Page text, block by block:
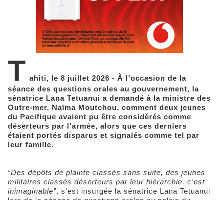
T ahiti, le 8 juillet 2026 - À l’occasion de la
séance des questions orales au gouvernement, la
sénatrice Lana Tetuanui a demandé à la ministre des
Outre-mer, Naïma Moutchou, comment deux jeunes
du Pacifique avaient pu être considérés comme
déserteurs par l’armée, alors que ces derniers
étaient portés disparus et signalés comme tel par
leur famille.
“Des dépôts de plainte classés sans suite, des jeunes
militaires classés déserteurs par leur hiérarchie, c'est
inimaginable”, s’est insurgée la sénatrice Lana Tetuanui